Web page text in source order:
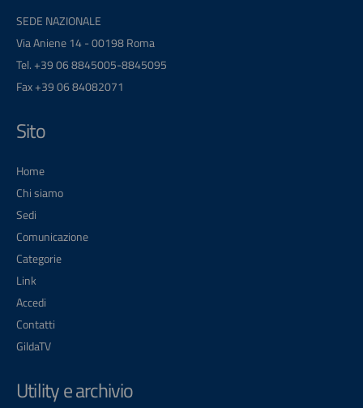
SEDE NAZIONALE
Via Aniene 14 - 00198 Roma
Tel. +39 06 8845005-8845095
Fax +39 06 84082071
Sito
Home
Chi siamo
Sedi
Comunicazione
Categorie
Link
Accedi
Contatti
GildaTV
Utility e archivio